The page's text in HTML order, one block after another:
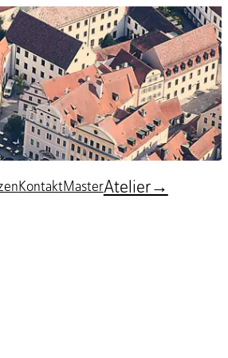
KontaktMasterAtelier→